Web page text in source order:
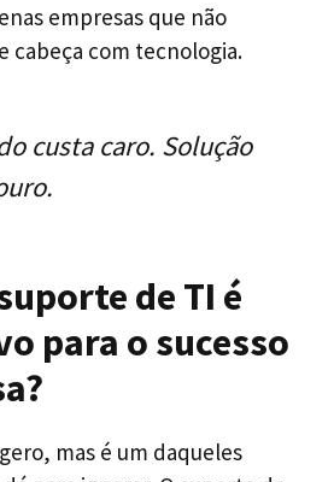
empresas que não
cabeça com tecnologia.
custa caro. Solução
de TI é
para o sucesso
mas é um daqueles